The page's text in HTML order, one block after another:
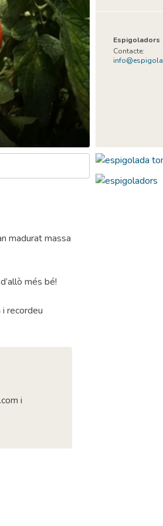
Espigoladors
Contacte:
madurat massa
més bé!
recordeu
i